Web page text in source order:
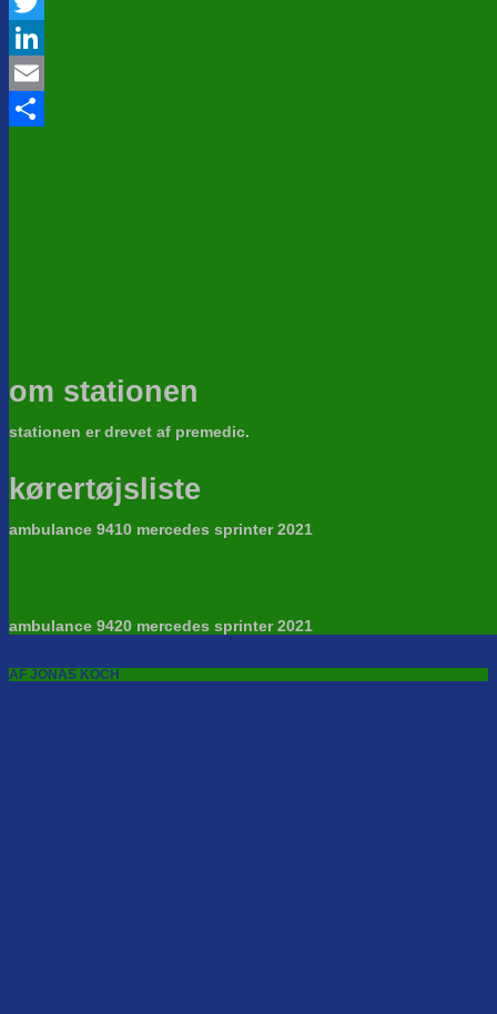
Twitter
LinkedIn
Email
om stationen
stationen er drevet af premedic.
kørertøjsliste
ambulance 9410 mercedes sprinter 2021
ambulance 9420 mercedes sprinter 2021
AF JONAS KOCH